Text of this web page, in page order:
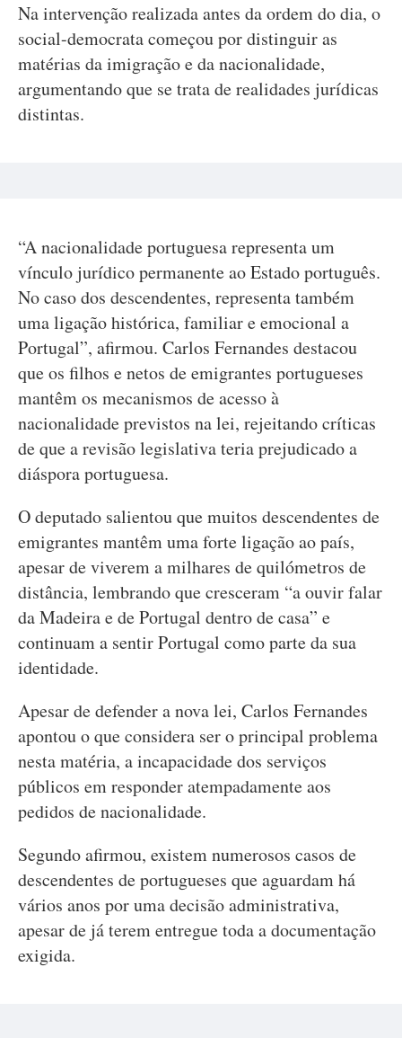
Na intervenção realizada antes da ordem do dia, o
social-democrata começou por distinguir as
matérias da imigração e da nacionalidade,
argumentando que se trata de realidades jurídicas
distintas.
“A nacionalidade portuguesa representa um
vínculo jurídico permanente ao Estado português.
No caso dos descendentes, representa também
uma ligação histórica, familiar e emocional a
Portugal”, afirmou. Carlos Fernandes destacou
que os filhos e netos de emigrantes portugueses
mantêm os mecanismos de acesso à
nacionalidade previstos na lei, rejeitando críticas
de que a revisão legislativa teria prejudicado a
diáspora portuguesa.
O deputado salientou que muitos descendentes de
emigrantes mantêm uma forte ligação ao país,
apesar de viverem a milhares de quilómetros de
distância, lembrando que cresceram “a ouvir falar
da Madeira e de Portugal dentro de casa” e
continuam a sentir Portugal como parte da sua
identidade.
Apesar de defender a nova lei, Carlos Fernandes
apontou o que considera ser o principal problema
nesta matéria, a incapacidade dos serviços
públicos em responder atempadamente aos
pedidos de nacionalidade.
Segundo afirmou, existem numerosos casos de
descendentes de portugueses que aguardam há
vários anos por uma decisão administrativa,
apesar de já terem entregue toda a documentação
exigida.